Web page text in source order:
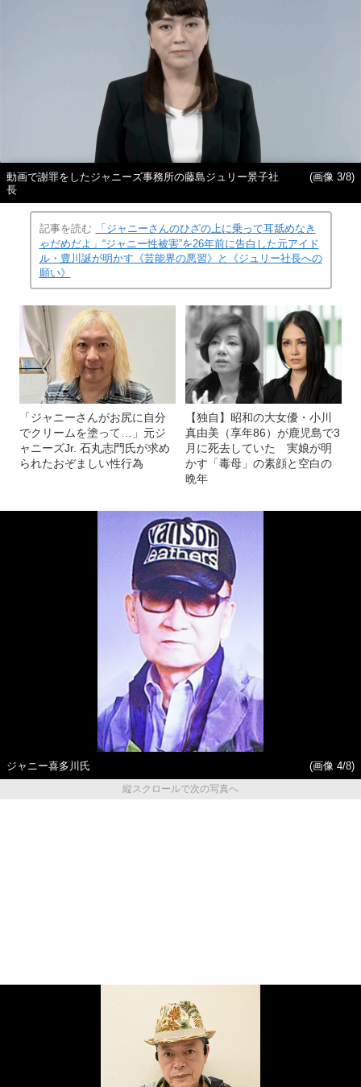
動画で謝罪をしたジャニーズ事務所の藤島ジュリー景子社
長
(画像 3/8)
記事を読む
「ジャニーさんのひざの上に乗って耳舐めなき
ゃだめだよ」“ジャニー性被害”を26年前に告白した元アイド
ル・豊川誕が明かす《芸能界の悪習》と《ジュリー社長への
願い》
「ジャニーさんがお尻に自分
でクリームを塗って…」元ジ
ャニーズJr. 石丸志門氏が求め
られたおぞましい性行為
【独自】昭和の大女優・小川
真由美（享年86）が鹿児島で3
月に死去していた 実娘が明
かす「毒母」の素顔と空白の
晩年
ジャニー喜多川氏
(画像 4/8)
縦スクロールで次の写真へ